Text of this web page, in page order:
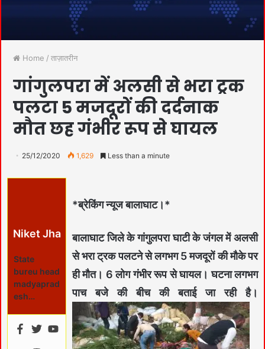
Home / ताज़ातरीन
गांगुलपरा में अलसी से भरा ट्रक
पलटा 5 मजदूरों की दर्दनाक
मौत छह गंभीर रूप से घायल
25/12/2020 1,629 Less than a minute
Niket Jha
State
bureu head
madyaprad
esh…
*ब्रेकिंग न्यूज बालाघाट।*
बालाघाट जिले के गांगुलपरा घाटी के जंगल में अलसी
से भरा ट्रक पलटने से लगभग 5 मजदूरों की मौके पर
ही मौत। 6 लोग गंभीर रूप से घायल। घटना लगभग
पाच बजे की बीच की बताई जा रही है।